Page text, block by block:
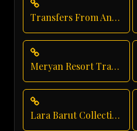
Transfers From Antalya Airport
Meryan Resort Transfer
Lara Barut Collection Private Transfer